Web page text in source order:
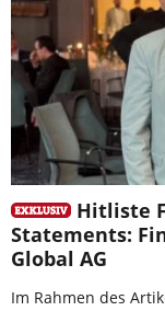
Hitliste
Statements:
Global AG
Im Rahmen des